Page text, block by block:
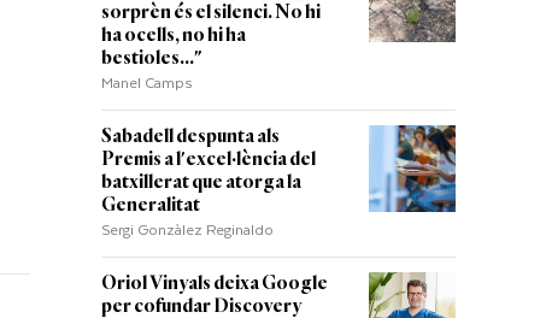
sorprèn és el silenci. No hi
ha ocells, no hi ha
bestioles..."
Manel Camps
Sabadell despunta als
Premis a l'excel·lència del
batxillerat que atorga la
Generalitat
Sergi Gonzàlez Reginaldo
Oriol Vinyals deixa Google
per cofundar Discovery